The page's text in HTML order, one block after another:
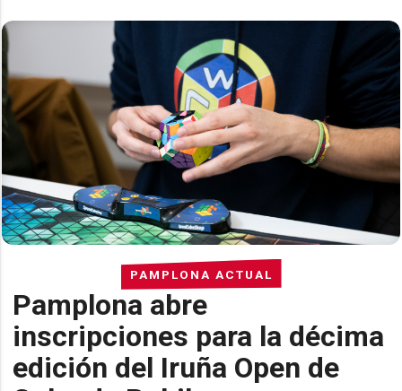
PAMPLONA ACTUAL
Pamplona abre
inscripciones para la décima
edición del Iruña Open de